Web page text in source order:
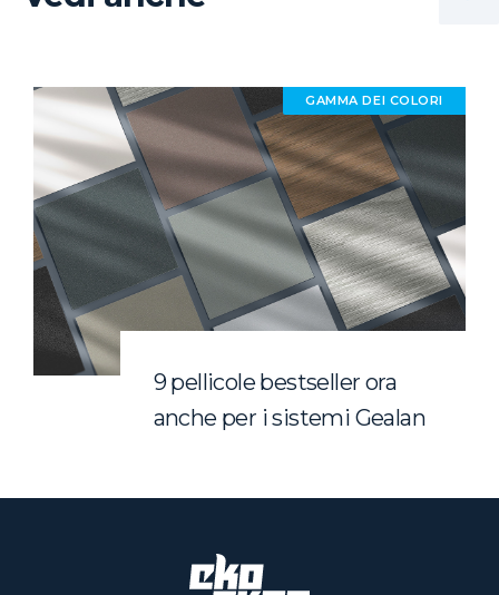
9 pellicole bestseller ora
anche per i sistemi Gealan
GAMMA DEI COLORI